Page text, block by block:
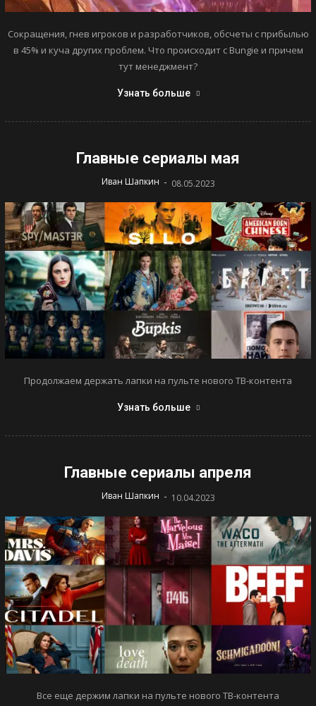
Сокращения, гнев игроков и разработчиков, обсчеты с прибылью
в 45% и куча других проблем. Что происходит с Bungie и причем
тут менеджмент?
Узнать больше
Главные сериалы мая
Иван Шапкин - 08.05.2023
Продолжаем держать лапки на пульте нового ТВ-контента
Узнать больше
Главные сериалы апреля
Иван Шапкин - 10.04.2023
Все еще держим лапки на пульте нового ТВ-контента